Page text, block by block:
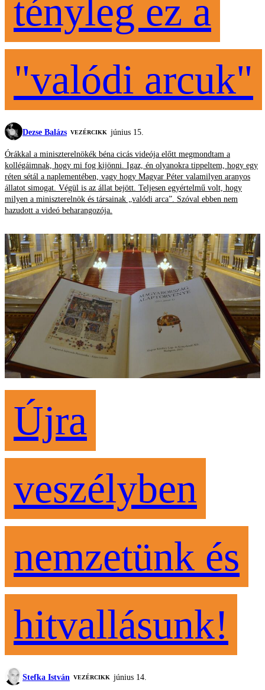
tényleg ez a
"valódi arcuk"
Dezse Balázs VEZÉRCIKK június 15.
Órákkal a miniszterelnökék béna cicás videója előtt megmondtam a
kollégáimnak, hogy mi fog kijönni. Igaz, én olyanokra tippeltem, hogy egy
réten sétál a naplementében, vagy hogy Magyar Péter valamilyen aranyos
állatot simogat. Végül is az állat bejött. Teljesen egyértelmű volt, hogy
milyen a miniszterelnök és társainak „valódi arca”. Szóval ebben nem
hazudott a videó beharangozója.
Újra
veszélyben
nemzetünk és
hitvallásunk!
Stefka István VEZÉRCIKK június 14.